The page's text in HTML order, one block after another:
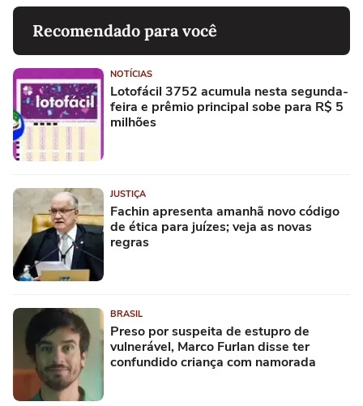
Recomendado para você
NOTÍCIAS
Lotofácil 3752 acumula nesta segunda-
feira e prêmio principal sobe para R$ 5
milhões
JUSTIÇA
Fachin apresenta amanhã novo código
de ética para juízes; veja as novas
regras
BRASIL
Preso por suspeita de estupro de
vulnerável, Marco Furlan disse ter
confundido criança com namorada